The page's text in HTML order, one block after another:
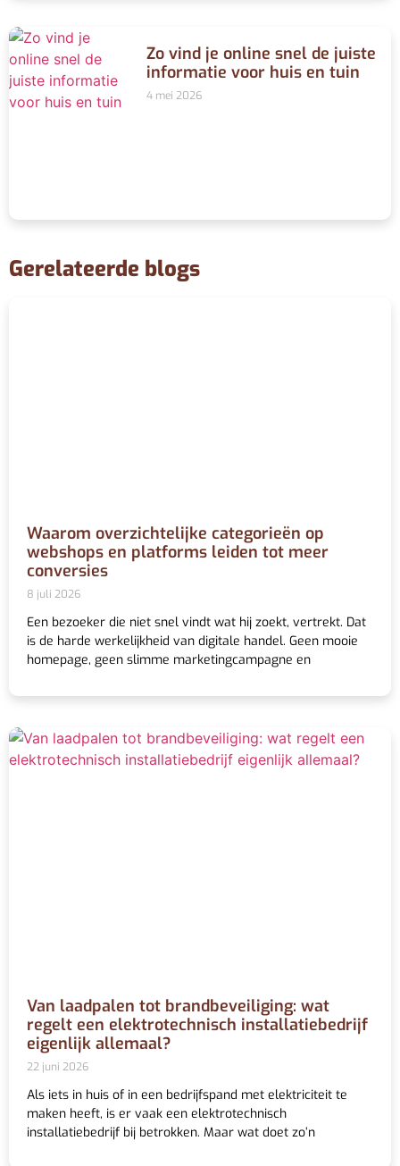
Zo vind je online snel de juiste
informatie voor huis en tuin
4 mei 2026
Gerelateerde blogs
Waarom overzichtelijke categorieën op
webshops en platforms leiden tot meer
conversies
8 juli 2026
Een bezoeker die niet snel vindt wat hij zoekt, vertrekt. Dat
is de harde werkelijkheid van digitale handel. Geen mooie
homepage, geen slimme marketingcampagne en
Van laadpalen tot brandbeveiliging: wat
regelt een elektrotechnisch installatiebedrijf
eigenlijk allemaal?
22 juni 2026
Als iets in huis of in een bedrijfspand met elektriciteit te
maken heeft, is er vaak een elektrotechnisch
installatiebedrijf bij betrokken. Maar wat doet zo’n